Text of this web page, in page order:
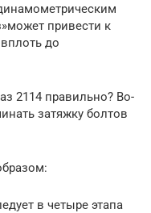
привести к
до
2114 правильно? Во-
затяжку болтов
в четыре этапа